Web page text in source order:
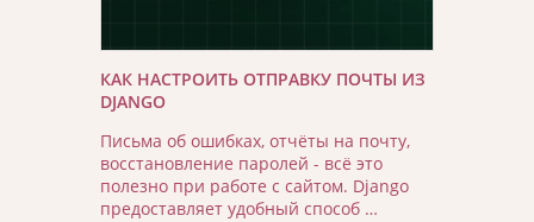
КАК НАСТРОИТЬ ОТПРАВКУ ПОЧТЫ ИЗ
DJANGO
Письма об ошибках, отчёты на почту,
восстановление паролей - всё это
полезно при работе с сайтом. Django
предоставляет удобный способ …